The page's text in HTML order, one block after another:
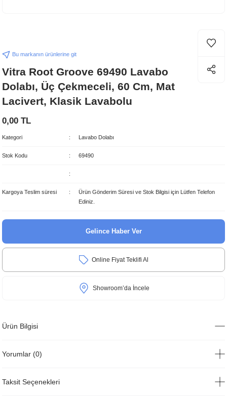
Bu markanın ürünlerine git
Vitra Root Groove 69490 Lavabo
Dolabı, Üç Çekmeceli, 60 Cm, Mat
Lacivert, Klasik Lavabolu
0,00 TL
Kategori Lavabo Dolabı
Stok Kodu 69490
Kargoya Teslim süresi
Ürün Gönderim Süresi ve Stok Bilgisi için Lütfen Telefon
Ediniz.
Gelince Haber Ver
Online Fiyat Teklifi Al
Showroom’da İncele
Ürün Bilgisi
Yorumlar (0)
Taksit Seçenekleri